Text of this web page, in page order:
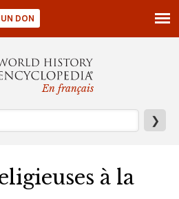
En français
❯
DON
à la